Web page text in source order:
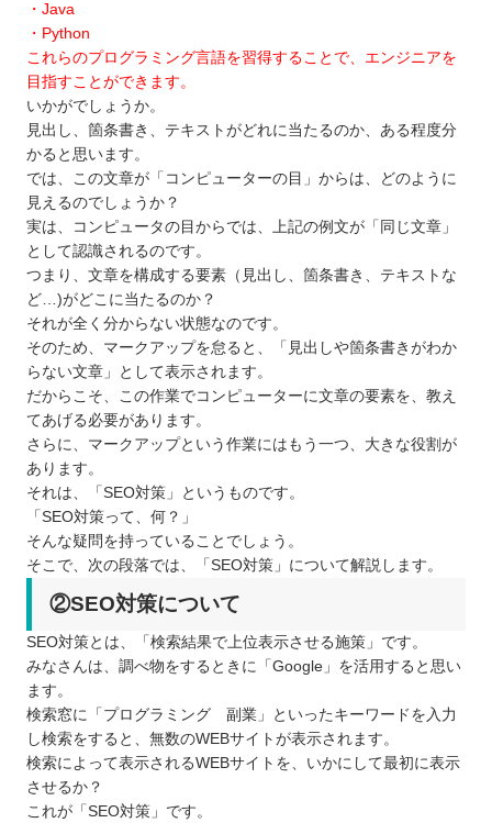
・Java
・Python
これらのプログラミング言語を習得することで、エンジニアを
目指すことができます。
いかがでしょうか。
見出し、箇条書き、テキストがどれに当たるのか、ある程度分
かると思います。
では、この文章が「コンピューターの目」からは、どのように
見えるのでしょうか？
実は、コンピュータの目からでは、上記の例文が「同じ文章」
として認識されるのです。
つまり、文章を構成する要素（見出し、箇条書き、テキストな
ど…)がどこに当たるのか？
それが全く分からない状態なのです。
そのため、マークアップを怠ると、「見出しや箇条書きがわか
らない文章」として表示されます。
だからこそ、この作業でコンピューターに文章の要素を、教え
てあげる必要があります。
さらに、マークアップという作業にはもう一つ、大きな役割が
あります。
それは、「SEO対策」というものです。
「SEO対策って、何？」
そんな疑問を持っていることでしょう。
そこで、次の段落では、「SEO対策」について解説します。
②SEO対策について
SEO対策とは、「検索結果で上位表示させる施策」です。
みなさんは、調べ物をするときに「Google」を活用すると思い
ます。
検索窓に「プログラミング 副業」といったキーワードを入力
し検索をすると、無数のWEBサイトが表示されます。
検索によって表示されるWEBサイトを、いかにして最初に表示
させるか？
これが「SEO対策」です。